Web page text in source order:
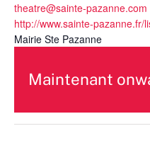
theatre@sainte-pazanne.com
http://www.sainte-
Mairie Ste Pazanne
Maintenant
une
date.